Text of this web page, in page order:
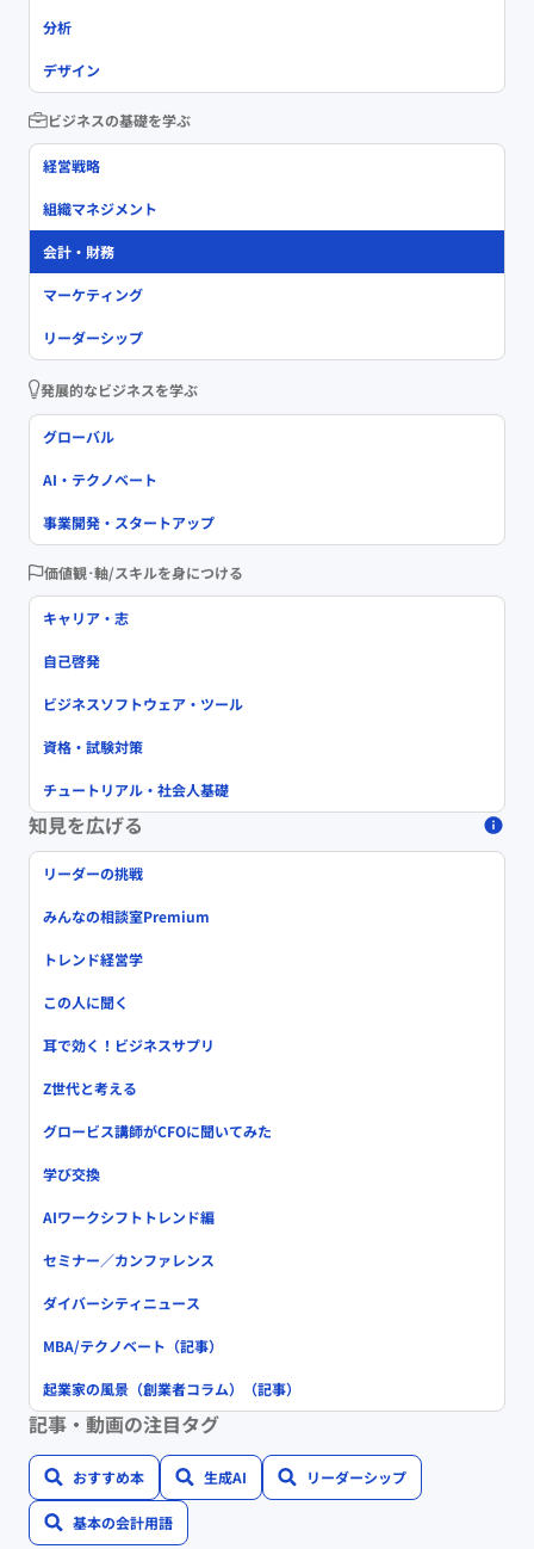
分析
デザイン
ビジネスの基礎を学ぶ
経営戦略
組織マネジメント
会計・財務
マーケティング
リーダーシップ
発展的なビジネスを学ぶ
グローバル
AI・テクノベート
事業開発・スタートアップ
価値観･軸/スキルを身につける
キャリア・志
自己啓発
ビジネスソフトウェア・ツール
資格・試験対策
チュートリアル・社会人基礎
知見を広げる
リーダーの挑戦
みんなの相談室Premium
トレンド経営学
この人に聞く
耳で効く！ビジネスサプリ
Z世代と考える
グロービス講師がCFOに聞いてみた
学び交換
AIワークシフトトレンド編
セミナー／カンファレンス
ダイバーシティニュース
MBA/テクノベート（記事）
起業家の風景（創業者コラム）（記事）
記事・動画の注目タグ
おすすめ本 生成AI リーダーシップ
基本の会計用語